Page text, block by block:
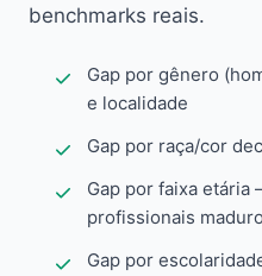
benchmarks reais.
Gap por gênero
e localidade
Gap por raça/cor
Gap por faixa
profissionais
Gap por